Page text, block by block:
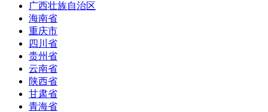
广西壮族自治区
海南省
重庆市
四川省
贵州省
云南省
陕西省
甘肃省
青海省